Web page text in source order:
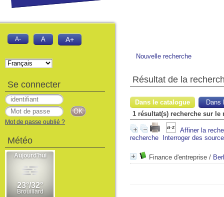
Nouvelle recherche
Résultat de la
Dans le catalogue
Dans
1 résultat(s) recherche sur
Affiner la
recherche
Interroger des
Finance d'entreprise /
A- A A+
Se connecter
Mot de passe oublié ?
Météo